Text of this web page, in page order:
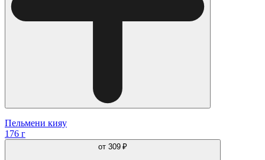
Пельмени кияу
176 г
от 309 ₽